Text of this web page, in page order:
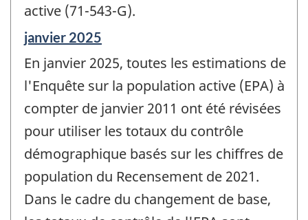
active (71-543-G).
Période
référence
de
changement
-
janvier 2025
En janvier 2025, toutes les estimations de
l'Enquête sur la population active (EPA) à
compter de janvier 2011 ont été révisées
pour utiliser les totaux du contrôle
démographique basés sur les chiffres de
population du Recensement de 2021.
Dans le cadre du changement de base,